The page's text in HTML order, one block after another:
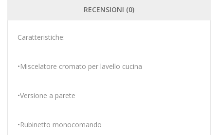
RECENSIONI (0)
Caratteristiche:
•Miscelatore cromato per lavello cucina
•Versione a parete
•Rubinetto monocomando